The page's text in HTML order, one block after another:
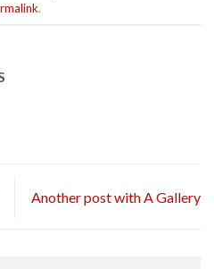
.
Another post with A Gallery